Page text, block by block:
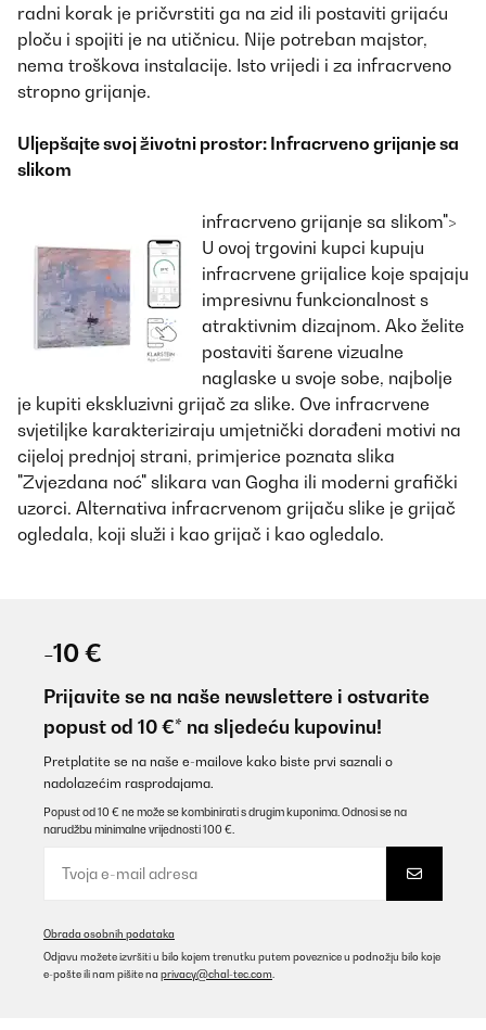
radni korak je pričvrstiti ga na zid ili postaviti grijaću
ploču i spojiti je na utičnicu. Nije potreban majstor,
nema troškova instalacije. Isto vrijedi i za infracrveno
stropno grijanje.
Uljepšajte svoj životni prostor: Infracrveno grijanje sa
slikom
infracrveno grijanje sa slikom">
U ovoj trgovini kupci kupuju
infracrvene grijalice koje spajaju
impresivnu funkcionalnost s
atraktivnim dizajnom. Ako želite
postaviti šarene vizualne
naglaske u svoje sobe, najbolje
je kupiti ekskluzivni grijač za slike. Ove infracrvene
svjetiljke karakteriziraju umjetnički dorađeni motivi na
cijeloj prednjoj strani, primjerice poznata slika
"Zvjezdana noć" slikara van Gogha ili moderni grafički
uzorci. Alternativa infracrvenom grijaču slike je grijač
ogledala, koji služi i kao grijač i kao ogledalo.
-10 €
Prijavite se na naše newslettere i ostvarite
popust od 10 €* na sljedeću kupovinu!
Pretplatite se na naše e-mailove kako biste prvi saznali o
nadolazećim rasprodajama.
Popust od 10 € ne može se kombinirati s drugim kuponima. Odnosi se na
narudžbu minimalne vrijednosti 100 €.
Obrada osobnih podataka
Odjavu možete izvršiti u bilo kojem trenutku putem poveznice u podnožju bilo koje
e-pošte ili nam pišite na privacy@chal-tec.com